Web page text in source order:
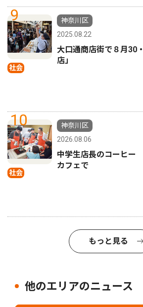
9
社会
神奈川区
2025.08.22
大口通商店街で８月30
店」
10
社会
神奈川区
2026.08.06
中学生店長のコーヒー
カフェで
もっと見る
他のエリアのニュース